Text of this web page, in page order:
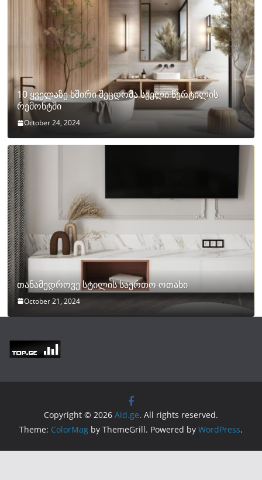
10 ყველაზე ხშირი შეცდომა სველი წერტილის
რემონტში
October 24, 2024
თანამედროვე სტილის საერთო ოთახი
October 21, 2024
Copyright © 2026 Aid.ge. All rights reserved.
Theme: ColorMag by ThemeGrill. Powered by WordPress.